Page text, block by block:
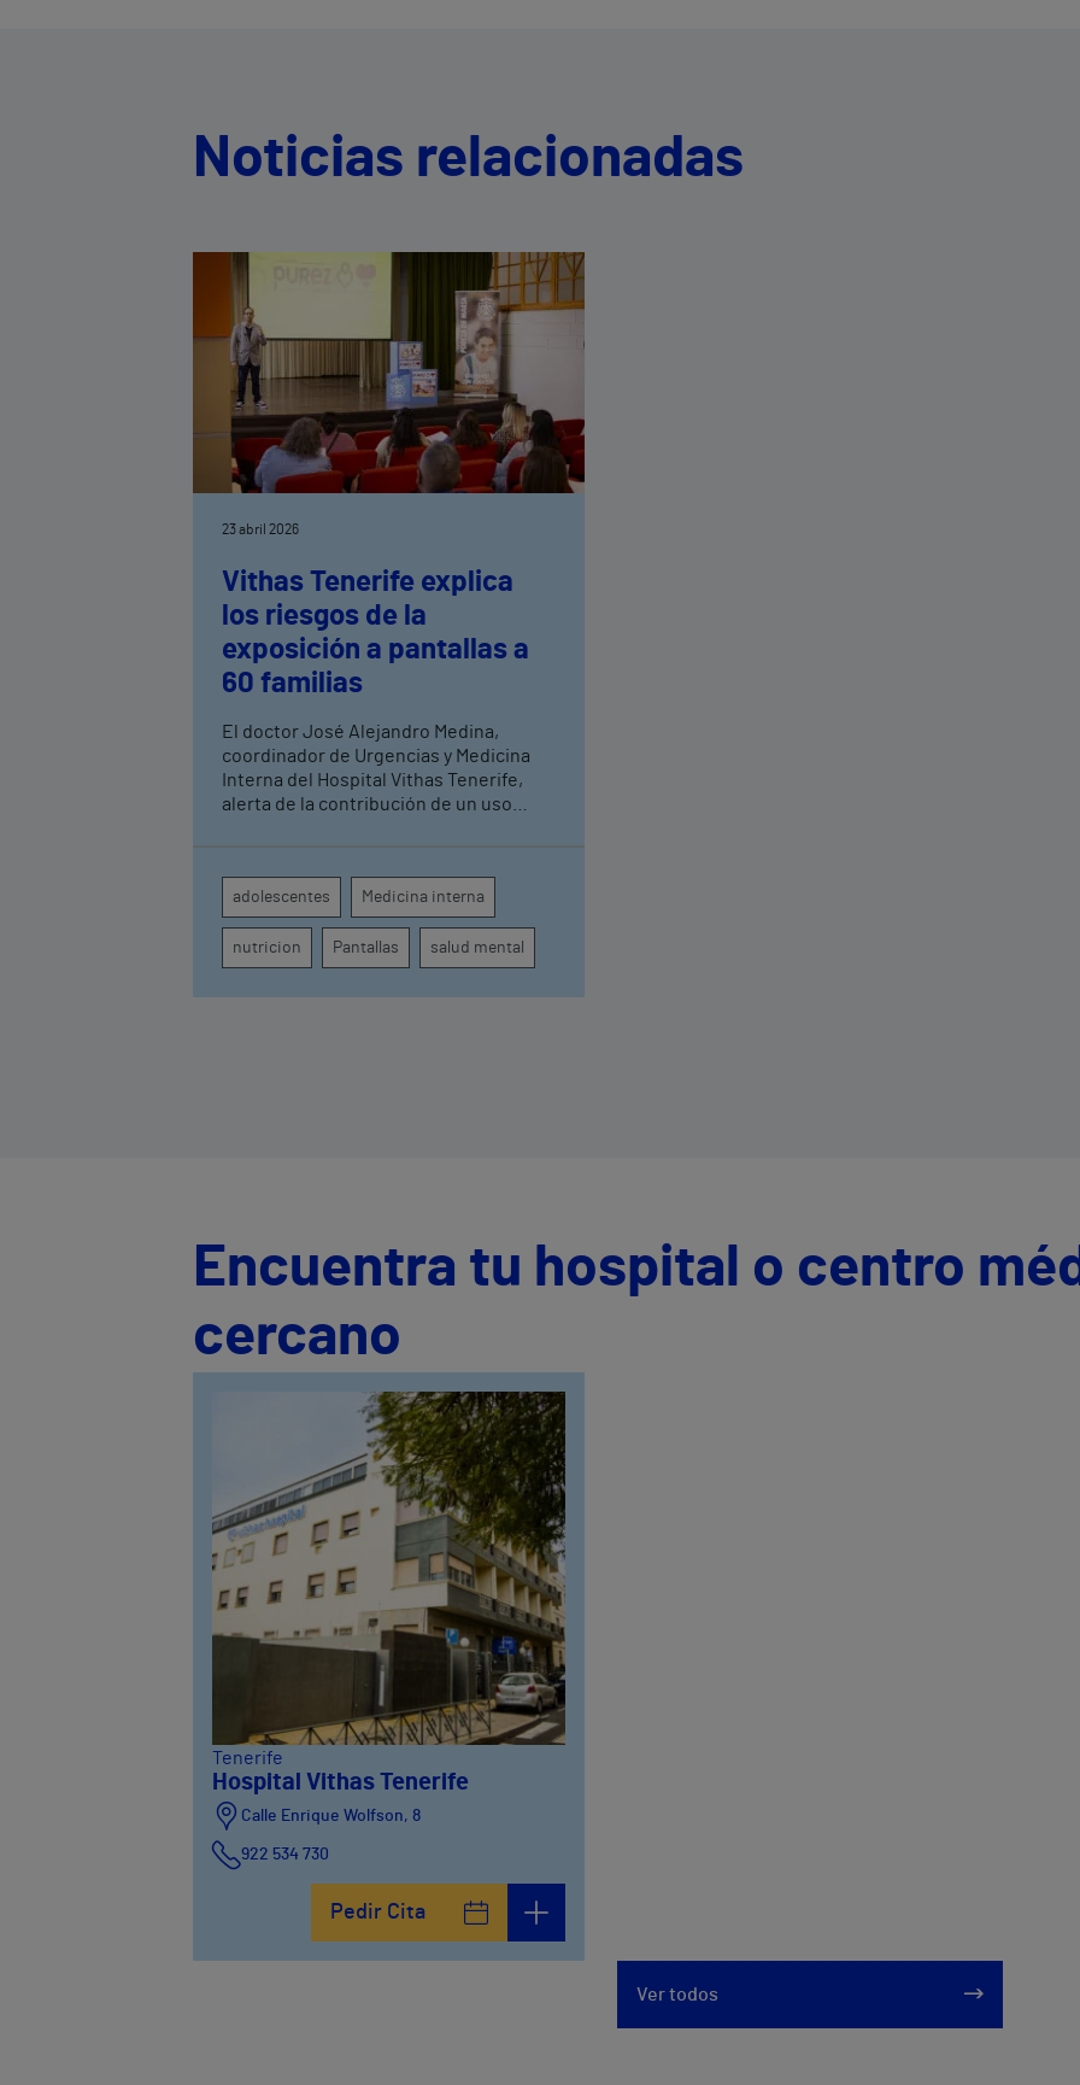
Noticias relacionadas
23 abril 2026
Vithas Tenerife explica
los riesgos de la
exposición a pantallas a
60 familias
El doctor José Alejandro Medina,
coordinador de Urgencias y Medicina
Interna del Hospital Vithas Tenerife,
alerta de la contribución de un uso
últimos años El internista ha ofrecido
una formación sobre nutrición y
pantallas en el marco del programa
Vithas Aula Salud Colegios
adolescentes Medicina interna
nutricion Pantallas salud mental
Encuentra tu hospital o centro
cercano
Tenerife
Hospital Vithas Tenerife
Calle Enrique Wolfson, 8
922 534 730
Pedir Cita
Ver todos